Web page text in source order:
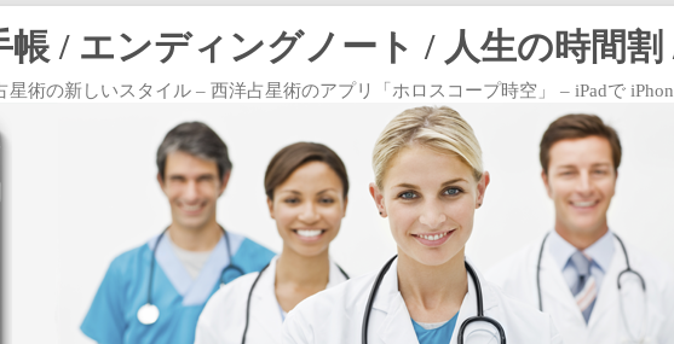
帳 / エンディングノート / 人生の時間
術の新しいスタイル – 西洋占星術のアプリ「ホロスコープ時空」 – iPadで